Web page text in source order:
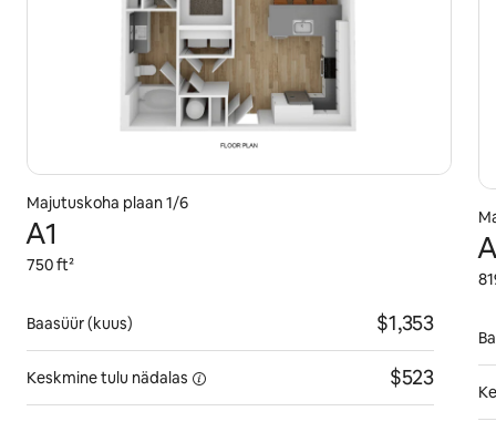
Majutuskoha plaan 1/6
A1
750 ft²
Baasüür (kuus) $1,353
Keskmine tulu nädalas $523